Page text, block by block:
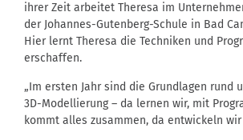
ihrer Zeit arbeitet Theresa im
der Johannes-Gutenberg-Schule in Bad
Hier lernt Theresa die Techniken und
erschaffen.
„Im ersten Jahr sind die Grundlagen rund
3D-Modellierung – da lernen wir, mit
kommt alles zusammen, da entwickeln